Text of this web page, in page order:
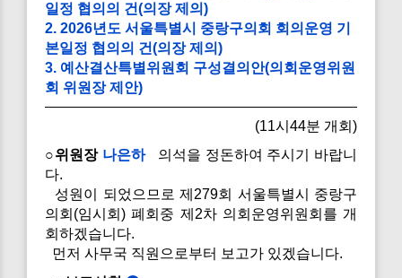
일정 협의의 건(의장 제의)
2. 2026년도 서울특별시 중랑구의회 회의운영 기
본일정 협의의 건(의장 제의)
3. 예산결산특별위원회 구성결의안(의회운영위원
회 위원장 제안)
(11시44분 개회)
○위원장 나은하의석을 정돈하여 주시기 바랍니
다.
성원이 되었으므로 제279회 서울특별시 중랑구
의회(임시회) 폐회중 제2차 의회운영위원회를 개
회하겠습니다.
먼저 사무국 직원으로부터 보고가 있겠습니다.